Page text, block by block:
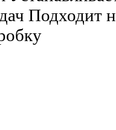
Подходит